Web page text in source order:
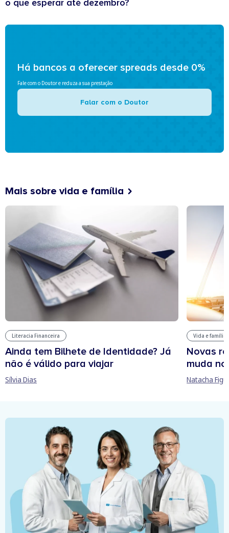
o que esperar até dezembro?
Há bancos a oferecer spreads desde 0%
Fale com o Doutor e reduza a sua prestação
Falar com o Doutor
Mais sobre vida e família
Literacia Financeira
Ainda tem Bilhete de Identidade? Já
não é válido para viajar
Sílvia Dias
Vida e família
Novas
muda
Natacha